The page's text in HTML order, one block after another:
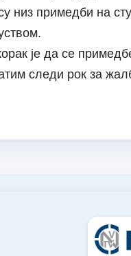
низ примедби на
је да се
следи рок за